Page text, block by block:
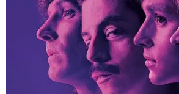
převodovky se zase
dvouhřídelové a
převodovky.